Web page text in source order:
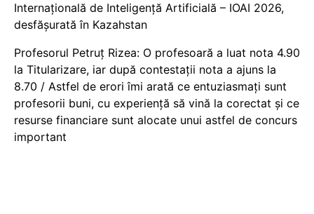
Internațională de Inteligență Artificială – IOAI 2026,
desfășurată în Kazahstan
Profesorul Petruț Rizea: O profesoară a luat nota 4.90
la Titularizare, iar după contestații nota a ajuns la
8.70 / Astfel de erori îmi arată ce entuziasmați sunt
profesorii buni, cu experiență să vină la corectat și ce
resurse financiare sunt alocate unui astfel de concurs
important